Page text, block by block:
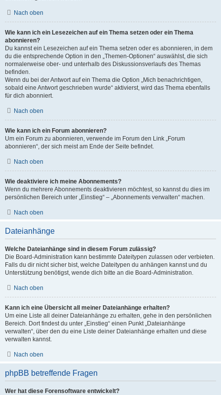
Nach oben
Wie kann ich ein Lesezeichen auf ein Thema setzen oder ein Thema
abonnieren?
Du kannst ein Lesezeichen auf ein Thema setzen oder es abonnieren, in dem
du die entsprechende Option in den „Themen-Optionen“ auswählst, die sich
normalerweise ober- und unterhalb des Diskussionsverlaufs des Themas
befinden.
Wenn du bei der Antwort auf ein Thema die Option „Mich benachrichtigen,
sobald eine Antwort geschrieben wurde“ aktivierst, wird das Thema ebenfalls
für dich abonniert.
Nach oben
Wie kann ich ein Forum abonnieren?
Um ein Forum zu abonnieren, verwende im Forum den Link „Forum
abonnieren“, der sich meist am Ende der Seite befindet.
Nach oben
Wie deaktiviere ich meine Abonnements?
Wenn du mehrere Abonnements deaktivieren möchtest, so kannst du dies im
persönlichen Bereich unter „Einstieg“ – „Abonnements verwalten“ machen.
Nach oben
Dateianhänge
Welche Dateianhänge sind in diesem Forum zulässig?
Die Board-Administration kann bestimmte Dateitypen zulassen oder verbieten.
Falls du dir nicht sicher bist, welche Dateitypen du anhängen kannst und du
Unterstützung benötigst, wende dich bitte an die Board-Administration.
Nach oben
Kann ich eine Übersicht all meiner Dateianhänge erhalten?
Um eine Liste all deiner Dateianhänge zu erhalten, gehe in den persönlichen
Bereich. Dort findest du unter „Einstieg“ einen Punkt „Dateianhänge
verwalten“, über den du eine Liste deiner Dateianhänge erhalten und diese
verwalten kannst.
Nach oben
phpBB betreffende Fragen
Wer hat diese Forensoftware entwickelt?